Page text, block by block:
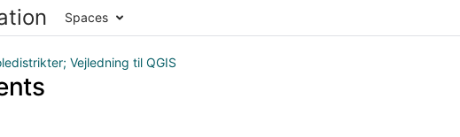
Spaces
Vejledning til QGIS